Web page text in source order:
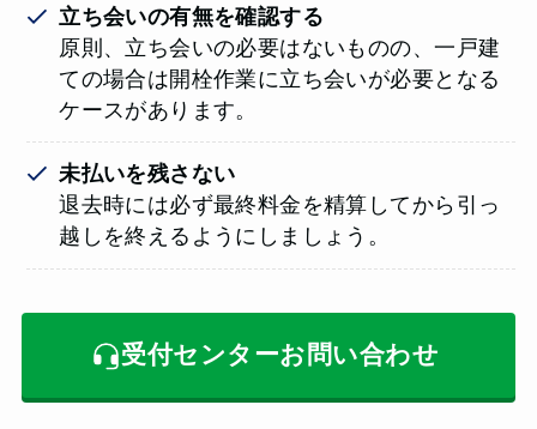
立ち会いの有無を確認する
原則、立ち会いの必要はないものの、一戸建
ての場合は開栓作業に立ち会いが必要となる
ケースがあります。
未払いを残さない
退去時には必ず最終料金を精算してから引っ
越しを終えるようにしましょう。
受付センターお問い合わせ